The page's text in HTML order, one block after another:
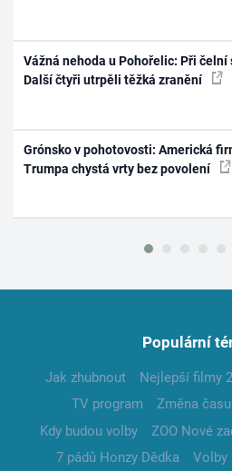
Vážná nehoda u Pohořelic: Při
Další čtyři utrpěli těžká zranění
Grónsko v pohotovosti: Americká
Trumpa chystá vrty bez povolení
Populární
Jak zhubnout Nejlepší filmy
TV program
Změna času
Kdy budou volby
ZOO Nové
7 pádů Honzy Dědka
Volby